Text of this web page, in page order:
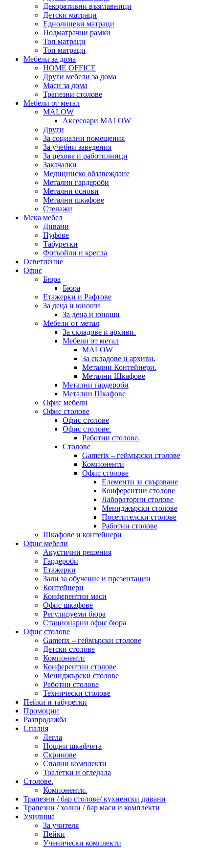
Декоративни възглавници
Детски матраци
Еднолицеви матраци
Подматрачни рамки
Топ матраци
Топ матраци
Мебели за дома
HOME OFFICE
Други мебели за дома
Маси за дома
Трапезни столове
Мебели от метал
MALOW
Аксесоари MALOW
Други
За социални помещения
За учебни заведения
За цехове и работилници
Закачалки
Медицинско обзавеждане
Метални гардероби
Метални основи
Метални шкафове
Стелажи
Мека мебел
Дивани
Пуфове
Табуретки
Фотьойли и кресла
Осветление
Офис
Бюра
Бюра
Етажерки и Рафтове
За деца и юноши
За деца и юноши
Мебели от метал
За складове и архиви.
Мебели от метал
MALOW
За складове и архиви.
Метални Контейнери.
Метални Шкафове
Метални гардероби
Метални Шкафове
Офис мебели
Офис столове
Офис столове
Офис столове.
Работни столове.
Столове
Gamerix – геймърски столове
Компоненти
Офис столове
Елементи за свързване
Конферентни столове
Лабораторни столове
Мениджърски столове
Посетителски столове
Работни столове
Шкафове и контейнери
Офис мебели
Акустични решения
Гардероби
Етажерки
Зали за обучение и презентации
Контейнери
Конферентни маси
Офис шкафове
Регулируеми бюра
Стационарни офис бюра
Офис столове
Gamerix – геймърски столове
Детски столове
Компоненти
Конферентни столове
Мениджърски столове
Работни столове
Технически столове
Пейки и табуретки
Промоции
Разпродажба
Спалня
Легла
Нощни шкафчета
Скринове
Спални комплекти
Тоалетки и огледала
Столове.
Компоненти.
Трапезни / бар столове/ кухненски дивани
Трапезни / холни / бар маси и комплекти
Училища
За учителя
Пейки
Ученически комплекти